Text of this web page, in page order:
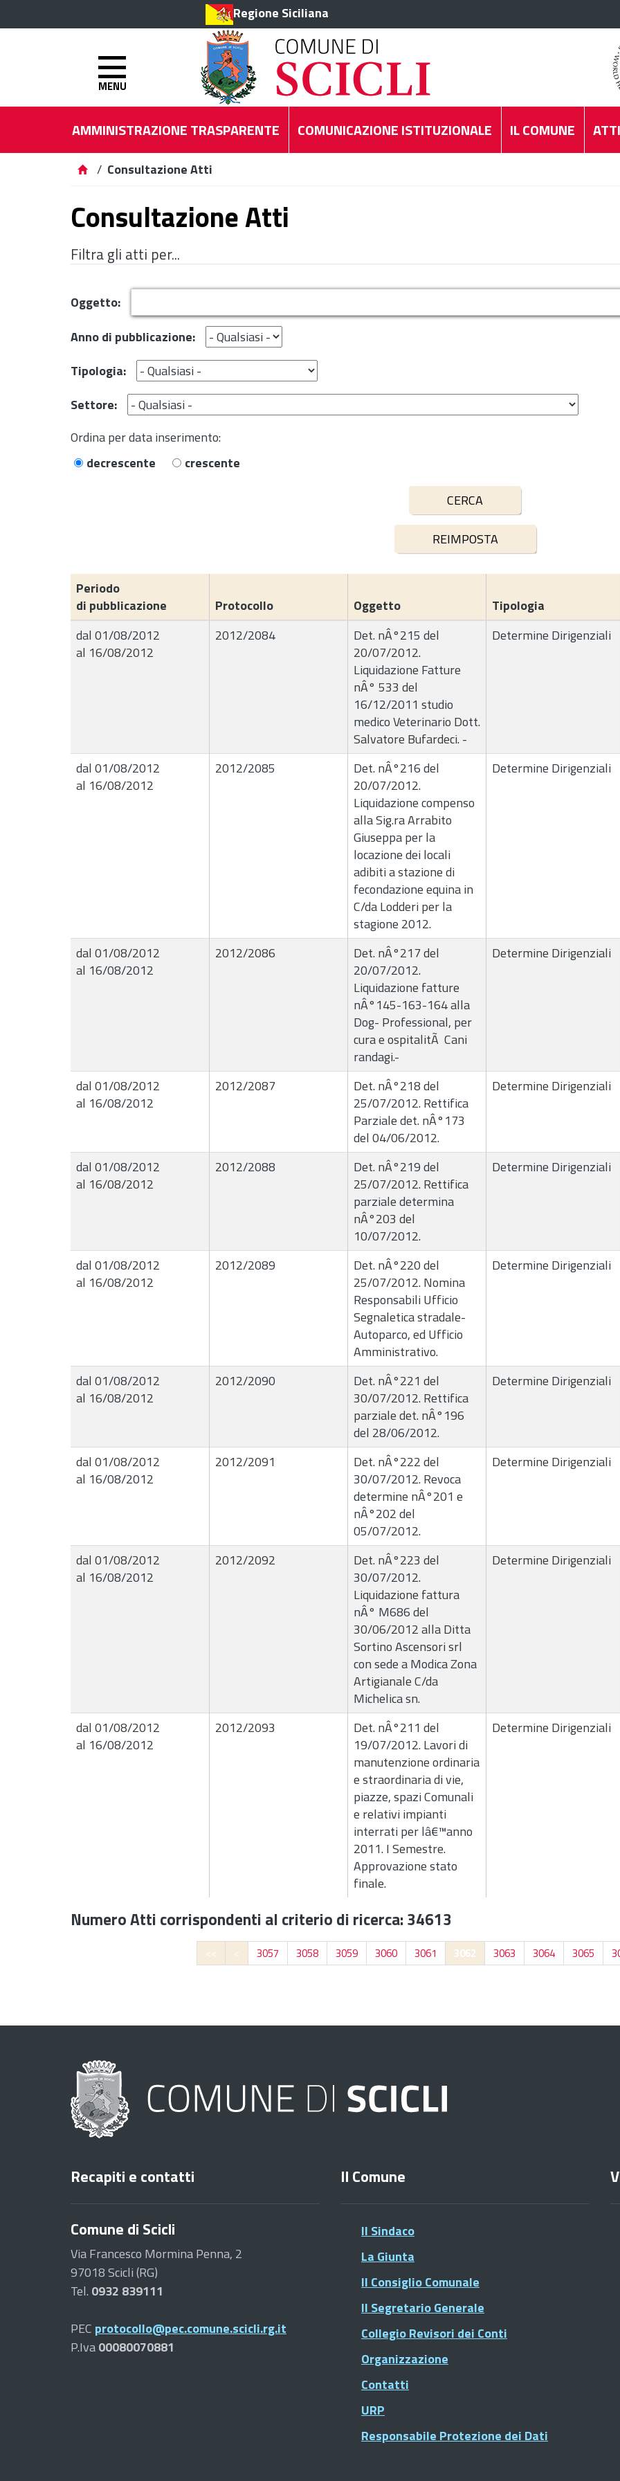
Regione Siciliana
MENU
AMMINISTRAZIONE TRASPARENTE COMUNICAZIONE ISTITUZIONALE IL COMUNE
/ Consultazione Atti
Consultazione Atti
Filtra gli atti per...
Oggetto:
Anno di pubblicazione:
Tipologia:
Settore:
Ordina per data inserimento:
decrescente
crescente
Periodo
di pubblicazione
Protocollo Oggetto Tipologia
dal 01/08/2012
al 16/08/2012
2012/2084
Det. nÂ°215 del
20/07/2012.
Liquidazione Fatture
nÂ° 533 del
16/12/2011 studio
medico Veterinario Dott.
Salvatore Bufardeci. -
Determine Dirigenziali
dal 01/08/2012
al 16/08/2012
2012/2085
Det. nÂ°216 del
20/07/2012.
Liquidazione compenso
alla Sig.ra Arrabito
Giuseppa per la
locazione dei locali
adibiti a stazione di
fecondazione equina in
C/da Lodderi per la
stagione 2012.
Determine Dirigenziali
dal 01/08/2012
al 16/08/2012
2012/2086
Det. nÂ°217 del
20/07/2012.
Liquidazione fatture
nÂ°145-163-164 alla
Dog- Professional, per
cura e ospitalitÃ Cani
randagi.-
Determine Dirigenziali
dal 01/08/2012
al 16/08/2012
2012/2087
Det. nÂ°218 del
25/07/2012. Rettifica
Parziale det. nÂ°173
del 04/06/2012.
Determine Dirigenziali
dal 01/08/2012
al 16/08/2012
2012/2088
Det. nÂ°219 del
25/07/2012. Rettifica
parziale determina
nÂ°203 del
10/07/2012.
Determine Dirigenziali
dal 01/08/2012
al 16/08/2012
2012/2089
Det. nÂ°220 del
25/07/2012. Nomina
Responsabili Ufficio
Segnaletica stradale-
Autoparco, ed Ufficio
Amministrativo.
Determine Dirigenziali
dal 01/08/2012
al 16/08/2012
2012/2090
Det. nÂ°221 del
30/07/2012. Rettifica
parziale det. nÂ°196
del 28/06/2012.
Determine Dirigenziali
dal 01/08/2012
al 16/08/2012
2012/2091
Det. nÂ°222 del
30/07/2012. Revoca
determine nÂ°201 e
nÂ°202 del
05/07/2012.
Determine Dirigenziali
dal 01/08/2012
al 16/08/2012
2012/2092
Det. nÂ°223 del
30/07/2012.
Liquidazione fattura
nÂ° M686 del
30/06/2012 alla Ditta
Sortino Ascensori srl
con sede a Modica Zona
Artigianale C/da
Michelica sn.
Determine Dirigenziali
dal 01/08/2012
al 16/08/2012
2012/2093
Det. nÂ°211 del
19/07/2012. Lavori di
manutenzione ordinaria
e straordinaria di vie,
piazze, spazi Comunali
e relativi impianti
interrati per lâ€™anno
2011. I Semestre.
Approvazione stato
finale.
Determine Dirigenziali
Numero Atti corrispondenti al criterio di ricerca: 34613
<< < 3057 3058 3059 3060 3061 3062 3063 3064 3065
Recapiti e contatti
Comune di Scicli
Via Francesco Mormina Penna, 2
97018 Scicli (RG)
Tel. 0932 839111
PEC protocollo@pec.comune.scicli.rg.it
P.Iva00080070881
Il Comune
Il Sindaco
La Giunta
Il Consiglio Comunale
Il Segretario Generale
Collegio Revisori dei Conti
Organizzazione
Contatti
URP
Responsabile Protezione dei Dati